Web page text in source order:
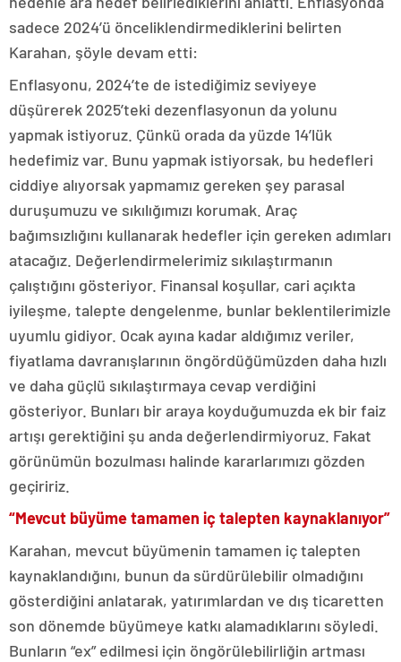
sadece 2024’ü önceliklendirmediklerini belirten
Karahan, şöyle devam etti:
Enflasyonu, 2024’te de istediğimiz seviyeye
düşürerek 2025’teki dezenflasyonun da yolunu
yapmak istiyoruz. Çünkü orada da yüzde 14’lük
hedefimiz var. Bunu yapmak istiyorsak, bu hedefleri
ciddiye alıyorsak yapmamız gereken şey parasal
duruşumuzu ve sıkılığımızı korumak. Araç
bağımsızlığını kullanarak hedefler için gereken adımları
atacağız. Değerlendirmelerimiz sıkılaştırmanın
çalıştığını gösteriyor. Finansal koşullar, cari açıkta
iyileşme, talepte dengelenme, bunlar beklentilerimizle
uyumlu gidiyor. Ocak ayına kadar aldığımız veriler,
fiyatlama davranışlarının öngördüğümüzden daha hızlı
ve daha güçlü sıkılaştırmaya cevap verdiğini
gösteriyor. Bunları bir araya koyduğumuzda ek bir faiz
artışı gerektiğini şu anda değerlendirmiyoruz. Fakat
görünümün bozulması halinde kararlarımızı gözden
geçiririz.
“Mevcut büyüme tamamen iç talepten kaynaklanıyor”
Karahan, mevcut büyümenin tamamen iç talepten
kaynaklandığını, bunun da sürdürülebilir olmadığını
gösterdiğini anlatarak, yatırımlardan ve dış ticaretten
son dönemde büyümeye katkı alamadıklarını söyledi.
Bunların “ex” edilmesi için öngörülebilirliğin artması